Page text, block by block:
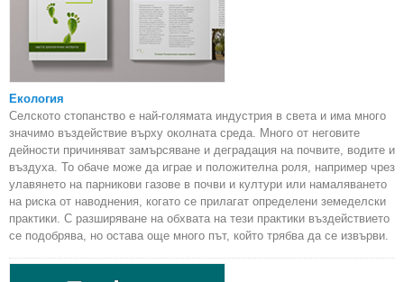
Екология
Селското стопанство е най-голямата индустрия в света и има много
значимо въздействие върху околната среда. Много от неговите
дейности причиняват замърсяване и деградация на почвите, водите и
въздуха. То обаче може да играе и положителна роля, например чрез
улавянето на парникови газове в почви и култури или намаляването
на риска от наводнения, когато се прилагат определени земеделски
практики. С разширяване на обхвата на тези практики въздействието
се подобрява, но остава още много път, който трябва да се извърви.